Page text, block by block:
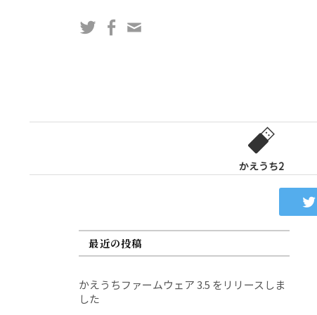
ス
TwitterFacebook
かえうち2
最近の投稿
かえうちファームウェア 3.5 をリリースしま
した